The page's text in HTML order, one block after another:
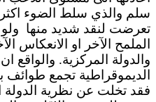
سلم والذي سلط الضوء اكثر
تعرضت لنقد شديد منها ولو
الملمح الآخر او الانعكاس
والدولة المركزية. والواقع
الديموقراطية تجمع طوائف
فقد تخلت عن نظرية الدولة